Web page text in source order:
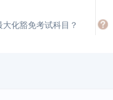
化豁免考试科目？